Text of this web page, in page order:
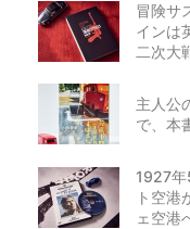
冒険サ
インは
二次大
主人公
で、本
1927年
ト空港
ェ空港